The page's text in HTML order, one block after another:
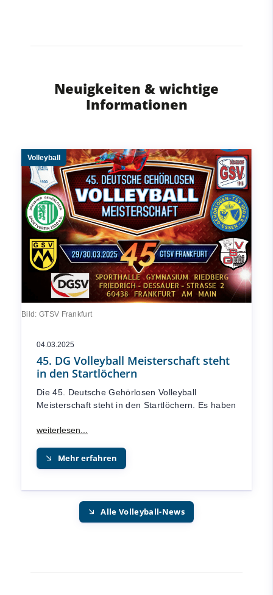
Neuigkeiten & wichtige
Informationen
Bild: GTSV Frankfurt
Volleyball
04.03.2025
45. DG Volleyball Meisterschaft steht
in den Startlöchern
Die 45. Deutsche Gehörlosen Volleyball
Meisterschaft steht in den Startlöchern. Es haben
Mehr erfahren
Alle Volleyball-News